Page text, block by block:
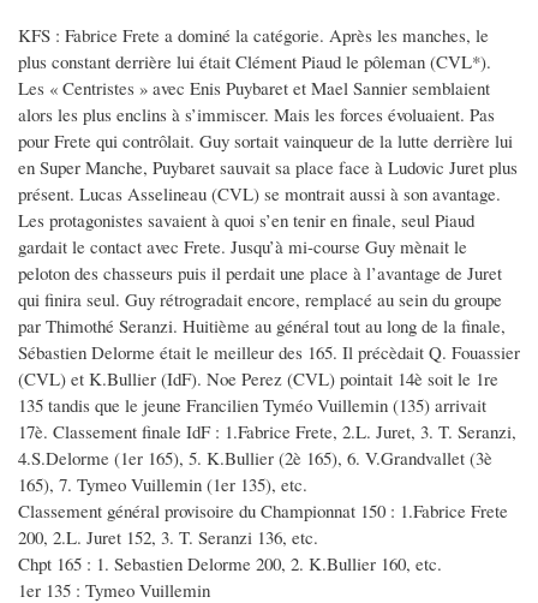
KFS : Fabrice Frete a dominé la catégorie. Après les manches, le
plus constant derrière lui était Clément Piaud le pôleman (CVL*).
Les « Centristes » avec Enis Puybaret et Mael Sannier semblaient
alors les plus enclins à s’immiscer. Mais les forces évoluaient. Pas
pour Frete qui contrôlait. Guy sortait vainqueur de la lutte derrière lui
en Super Manche, Puybaret sauvait sa place face à Ludovic Juret plus
présent. Lucas Asselineau (CVL) se montrait aussi à son avantage.
Les protagonistes savaient à quoi s’en tenir en finale, seul Piaud
gardait le contact avec Frete. Jusqu’à mi-course Guy mènait le
peloton des chasseurs puis il perdait une place à l’avantage de Juret
qui finira seul. Guy rétrogradait encore, remplacé au sein du groupe
par Thimothé Seranzi. Huitième au général tout au long de la finale,
Sébastien Delorme était le meilleur des 165. Il précèdait Q. Fouassier
(CVL) et K.Bullier (IdF). Noe Perez (CVL) pointait 14è soit le 1re
135 tandis que le jeune Francilien Tyméo Vuillemin (135) arrivait
17è. Classement finale IdF : 1.Fabrice Frete, 2.L. Juret, 3. T. Seranzi,
4.S.Delorme (1er 165), 5. K.Bullier (2è 165), 6. V.Grandvallet (3è
165), 7. Tymeo Vuillemin (1er 135), etc.
Classement général provisoire du Championnat 150 : 1.Fabrice Frete
200, 2.L. Juret 152, 3. T. Seranzi 136, etc.
Chpt 165 : 1. Sebastien Delorme 200, 2. K.Bullier 160, etc.
1er 135 : Tymeo Vuillemin